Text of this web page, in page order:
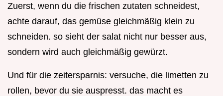
Zuerst, wenn du die frischen zutaten schneidest,
achte darauf, das gemüse gleichmäßig klein zu
schneiden. so sieht der salat nicht nur besser aus,
sondern wird auch gleichmäßig gewürzt.
Und für die zeitersparnis: versuche, die limetten zu
rollen, bevor du sie auspresst. das macht es